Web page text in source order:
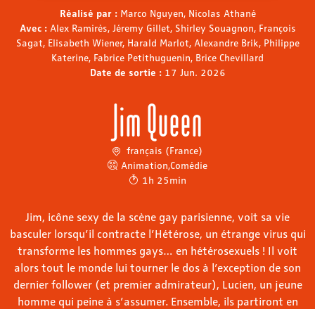
Réalisé par : Marco Nguyen, Nicolas Athané
Avec : Alex Ramirès, Jéremy Gillet, Shirley Souagnon, François
Sagat, Elisabeth Wiener, Harald Marlot, Alexandre Brik, Philippe
Katerine, Fabrice Petithuguenin, Brice Chevillard
Date de sortie : 17 Jun. 2026
Jim Queen
français (France)
Animation,Comédie
1h 25min
Jim, icône sexy de la scène gay parisienne, voit sa vie
basculer lorsqu’il contracte l’Hétérose, un étrange virus qui
transforme les hommes gays… en hétérosexuels ! Il voit
alors tout le monde lui tourner le dos à l’exception de son
dernier follower (et premier admirateur), Lucien, un jeune
homme qui peine à s’assumer. Ensemble, ils partiront en